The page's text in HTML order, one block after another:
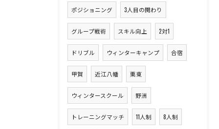
ポジショニング 3人目の関わり
グループ戦術 スキル向上 2対1
ドリブル ウィンターキャンプ 合宿
甲賀 近江八幡 栗東
ウィンタースクール 野洲
トレーニングマッチ 11人制 8人制